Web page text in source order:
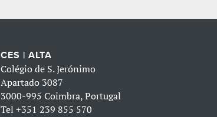
CES | ALTA
Colégio de S. Jerónimo
Apartado 3087
3000-995 Coimbra, Portugal
Tel+351 239 855 570